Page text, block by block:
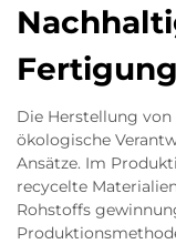
Die Herstellung
ökologische
Ansätze. Im
recycelte
Rohstoffs